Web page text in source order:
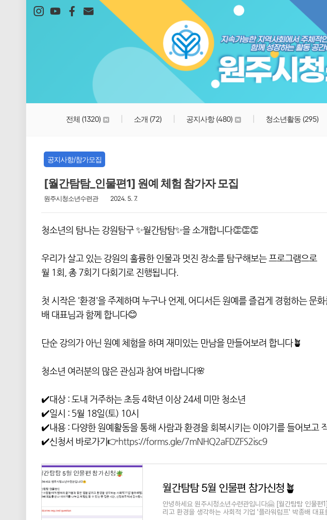
본문 바로가기
원주시
전체 (1320) 소개 (72) 공지사항(480) 청소년활동 (295)
공지사항/참가모집
[월간탐탐_인물편1] 원예 체험 참가자 모집
원주시청소년수련관 2024. 5. 7.
청소년의 탐나는 강원탐구 ✨월간탐탐✨을 소개합니다👏👏👏
우리가 살고 있는 강원의 훌륭한 인물과 멋진 장소를 탐구해보는 프로그램으로
월 1회, 총 7회기 다회기로 진행됩니다.
첫 시작은 '환경'을 주제하며 누구나 언제, 어디서든 원예를 즐겁게 경험하는 문
배 대표님과 함께 합니다😊
단순 강의가 아닌 원예 체험을 하며 재미있는 만남을 만들어보려 합니다🪴
청소년 여러분의 많은 관심과 참여 바랍니다🌸
✔️대상 : 도내 거주하는 초등 4학년 이상 24세 미만 청소년
✔️일시 : 5월 18일(토) 10시
✔️내용 : 다양한 원예활동을 통해 사람과 환경을 회복시키는 이야기를 들어보고
✔️신청서 바로가기👉https://forms.gle/7mNHQ2aFDZFS2isc9
월간탐탐 5월 인물편 참가신청🪴
안녕하세요 원주시청소년수련관입니다🤗 [월간탐탐 인물
리고 환경을 생각하는 사회적 기업 '플라워럼프' 박종배 대